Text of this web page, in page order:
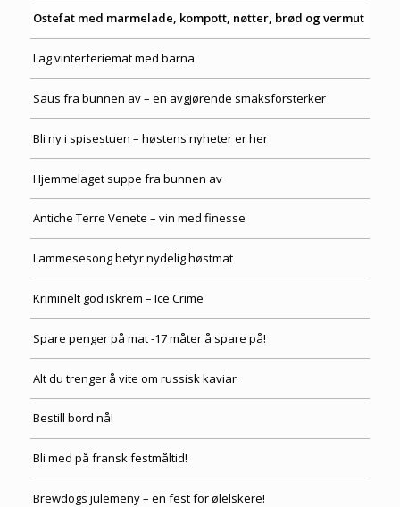
Ostefat med marmelade, kompott, nøtter, brød og vermut
Lag vinterferiemat med barna
Saus fra bunnen av – en avgjørende smaksforsterker
Bli ny i spisestuen – høstens nyheter er her
Hjemmelaget suppe fra bunnen av
Antiche Terre Venete – vin med finesse
Lammesesong betyr nydelig høstmat
Kriminelt god iskrem – Ice Crime
Spare penger på mat -17 måter å spare på!
Alt du trenger å vite om russisk kaviar
Bestill bord nå!
Bli med på fransk festmåltid!
Brewdogs julemeny – en fest for ølelskere!